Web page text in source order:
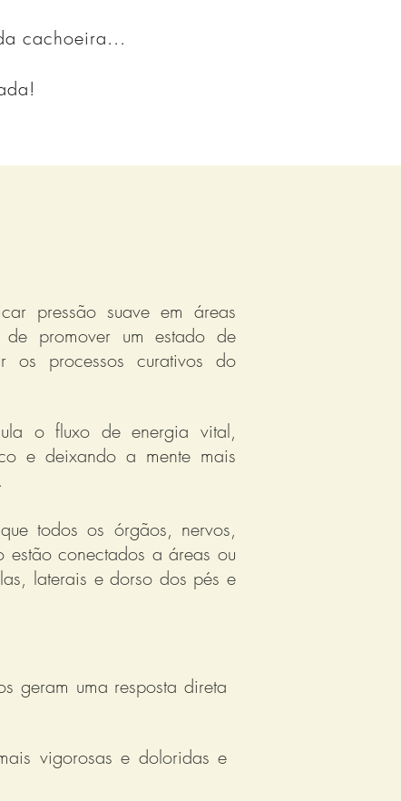
cachoeira...
pressão suave em áreas
promover um estado de
os processos curativos do
o fluxo de energia vital,
e deixando a mente mais
todos os órgãos, nervos,
estão conectados a áreas ou
laterais e dorso dos pés e
geram uma resposta direta
vigorosas e doloridas e